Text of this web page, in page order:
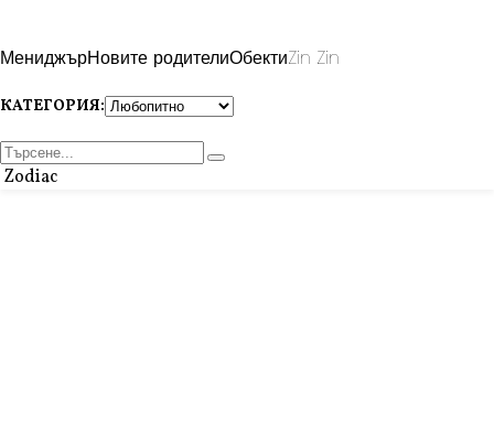
МениджърНовите родителиОбектиZin Zin
КАТЕГОРИЯ:
Zodiac